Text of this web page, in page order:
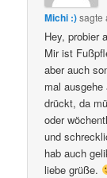
Michi :)sagte
Hey, probier
Mir ist
aber auch
mal
drückt, da
oder
und
hab auch
liebe grüße.